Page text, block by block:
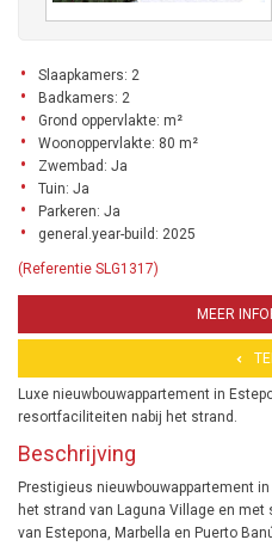
Slaapkamers: 2
Badkamers: 2
Grond oppervlakte: m²
Woonoppervlakte: 80 m²
Zwembad: Ja
Tuin: Ja
Parkeren: Ja
general.year-build: 2025
(Referentie SLG1317)
MEER
Luxe nieuwbouwappartement in
resortfaciliteiten nabij het strand.
Beschrijving
Prestigieus nieuwbouwappartement
het strand van Laguna Village en
van Estepona, Marbella en Puerto